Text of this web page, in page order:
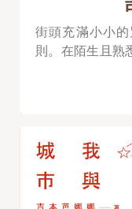
街頭充滿小小
則。在陌生且熟